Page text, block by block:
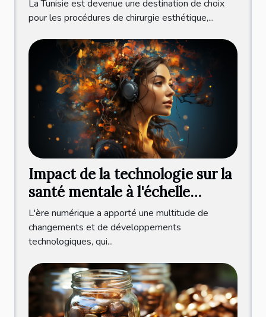
La Tunisie est devenue une destination de choix
pour les procédures de chirurgie esthétique,...
Impact de la technologie sur la
santé mentale à l'échelle
internationale
L'ère numérique a apporté une multitude de
changements et de développements
technologiques, qui...